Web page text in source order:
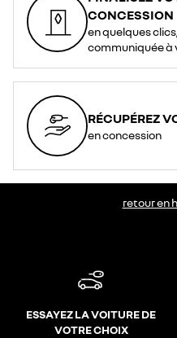
CONCESSION
en quelques
communiquée à
RÉCUPÉREZ
en concession
retour en
ESSAYEZ LA VOITURE DE
VOTRE CHOIX